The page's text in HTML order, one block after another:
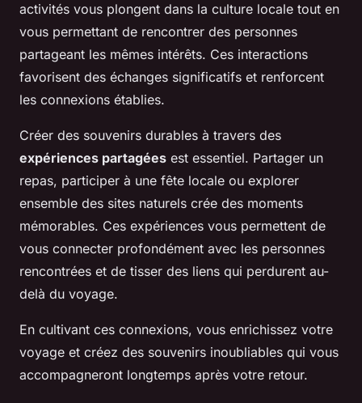
activités vous plongent dans la culture locale tout en
vous permettant de rencontrer des personnes
partageant les mêmes intérêts. Ces interactions
favorisent des échanges significatifs et renforcent
les connexions établies.
Créer des souvenirs durables à travers des
expériences partagées est essentiel. Partager un
repas, participer à une fête locale ou explorer
ensemble des sites naturels crée des moments
mémorables. Ces expériences vous permettent de
vous connecter profondément avec les personnes
rencontrées et de tisser des liens qui perdurent au-
delà du voyage.
En cultivant ces connexions, vous enrichissez votre
voyage et créez des souvenirs inoubliables qui vous
accompagneront longtemps après votre retour.